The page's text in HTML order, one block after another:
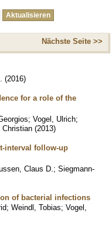
Nächste Seite >>
(2016)
for a role of the
; Vogel, Ulrich;
Christian (2013)
interval follow-up
Claus D. ; Siegmann-
of bacterial infections
; Weindl, Tobias; Vogel,